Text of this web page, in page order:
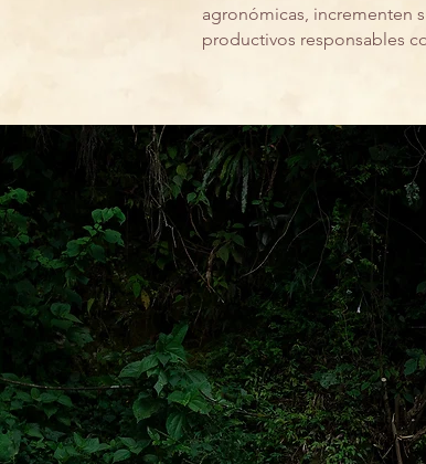
agronómicas, incrementen
productivos responsables